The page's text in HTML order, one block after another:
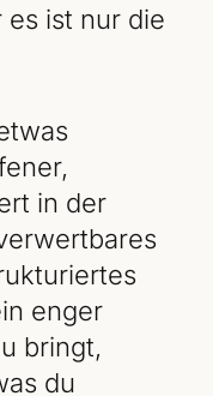
es ist nur die
in der
enger
bringt,
du